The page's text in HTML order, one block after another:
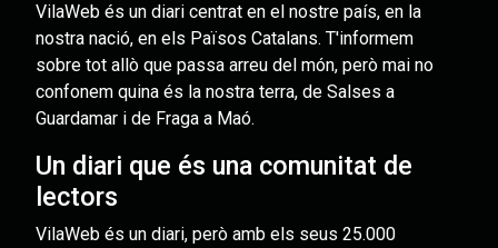
VilaWeb és un diari centrat en el nostre país, en la
nostra nació, en els Països Catalans. T'informem
sobre tot allò que passa arreu del món, però mai no
confonem quina és la nostra terra, de Salses a
Guardamar i de Fraga a Maó.
Un diari que és una comunitat de
lectors
VilaWeb és un diari, però amb els seus 25.000